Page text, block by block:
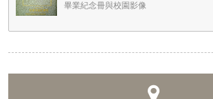
畢業紀念冊與校園影像